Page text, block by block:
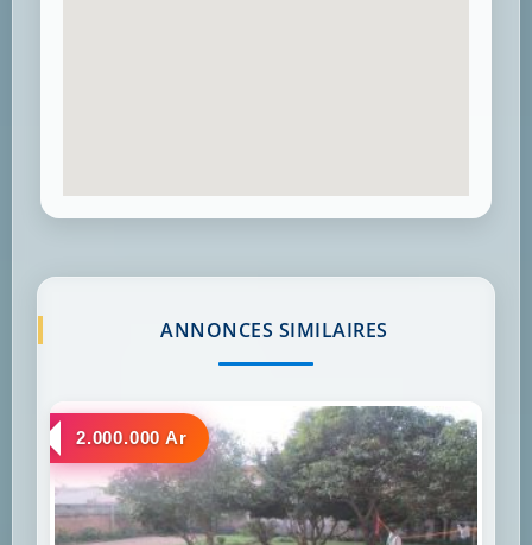
ANNONCES SIMILAIRES
a louer
2.000.000 Ar